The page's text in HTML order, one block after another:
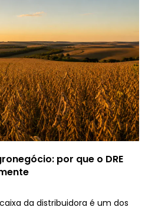
por que o DRE
da distribuidora é um dos